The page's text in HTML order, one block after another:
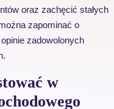
oraz zachęcić stałych
zapominać o
zadowolonych
w